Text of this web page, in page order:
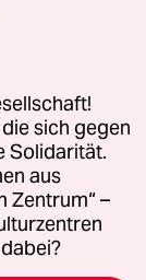
sich gegen
Solidarität.
aus
Zentrum“ –